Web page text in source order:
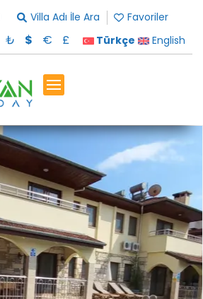
Villa Adı İle Ara Favoriler
₺ $ € £ Türkçe English